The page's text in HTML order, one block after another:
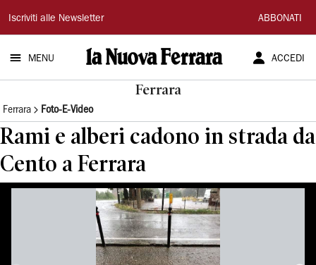
La
Nuova
Ferrara
Iscriviti alle Newsletter ABBONATI
MENU ACCEDI
Ferrara
Ferrara Foto-E-Video
Rami e alberi cadono in strada da
Cento a Ferrara